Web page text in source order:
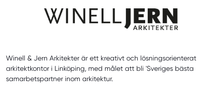
Winell & Jern Arkitekter är ett kreativt och lösningsorienterat
arkitektkontor i Linköping, med målet att bli 'Sveriges bästa
samarbetspartner inom arkitektur.